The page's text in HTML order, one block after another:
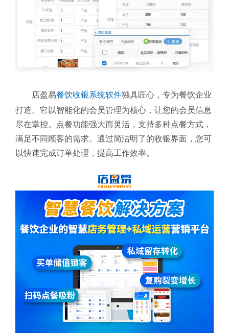
店盈易餐饮收银系统软件独具匠心，专为餐饮企业
打造。它以智能化的会员管理为核心，让您的会员信息
尽在掌控。点餐功能强大而灵活，支持多种点餐方式，
满足不同顾客的需求。通过简洁明了的收银界面，您可
以快速完成订单处理，提高工作效率。